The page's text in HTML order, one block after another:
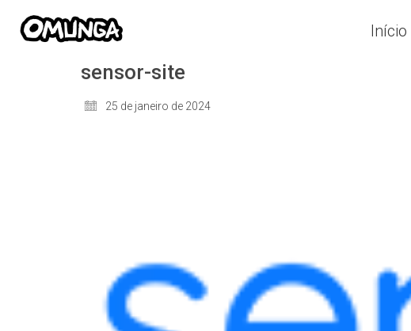
Início
sensor-site
25 de janeiro de 2024